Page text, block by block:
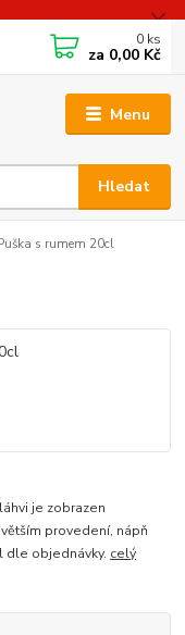
Menu
Hledat
0 ks
za 0,00 Kč
s rumem 20cl
je zobrazen
provedení, nápň
dle objednávky. celý